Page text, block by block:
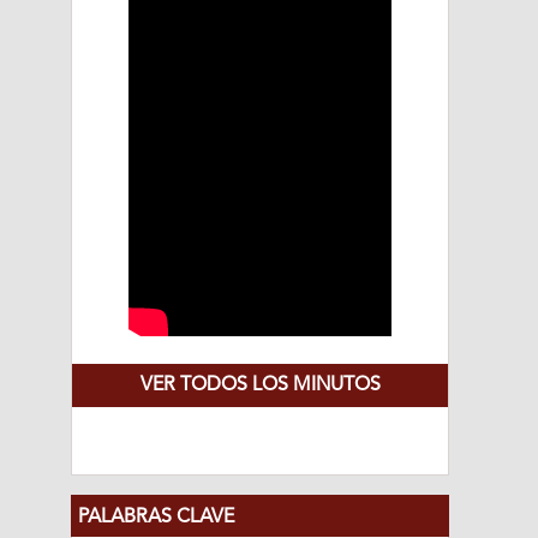
VER TODOS LOS MINUTOS
PALABRAS CLAVE